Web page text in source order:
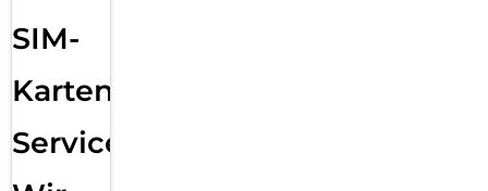
SIM-
Karten
Service: